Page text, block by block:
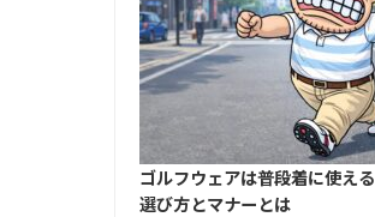
ゴルフウェアは普段着に使え
選び方とマナーとは